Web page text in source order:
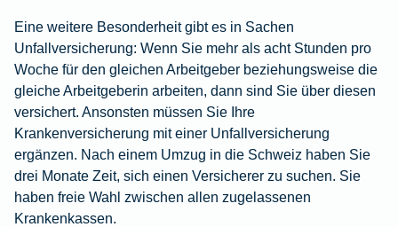
Eine weitere Besonderheit gibt es in Sachen
Unfallversicherung: Wenn Sie mehr als acht Stunden pro
Woche für den gleichen Arbeitgeber beziehungsweise die
gleiche Arbeitgeberin arbeiten, dann sind Sie über diesen
versichert. Ansonsten müssen Sie Ihre
Krankenversicherung mit einer Unfallversicherung
ergänzen. Nach einem Umzug in die Schweiz haben Sie
drei Monate Zeit, sich einen Versicherer zu suchen. Sie
haben freie Wahl zwischen allen zugelassenen
Krankenkassen.